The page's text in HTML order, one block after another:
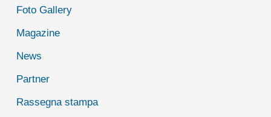
Foto Gallery
Magazine
News
Partner
Rassegna stampa